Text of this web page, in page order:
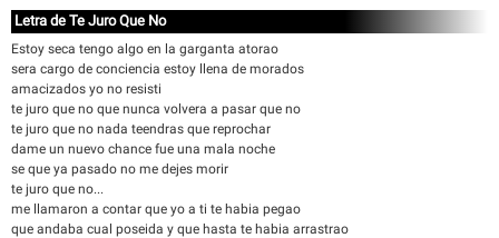
Letra de Te Juro Que No
Estoy seca tengo algo en la garganta atorao
sera cargo de conciencia estoy llena de morados
amacizados yo no resisti
te juro que no que nunca volvera a pasar que no
te juro que no nada teendras que reprochar
dame un nuevo chance fue una mala noche
se que ya pasado no me dejes morir
te juro que no...
me llamaron a contar que yo a ti te habia pegao
que andaba cual poseida y que hasta te habia arrastrao